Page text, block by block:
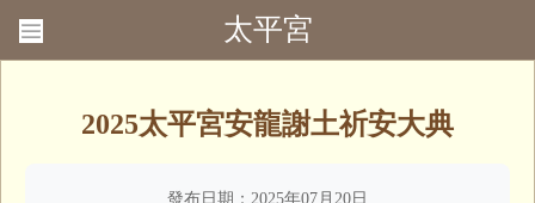
太平宮
2025太平宮安龍謝土祈安大典
發布日期：2025年07月20日